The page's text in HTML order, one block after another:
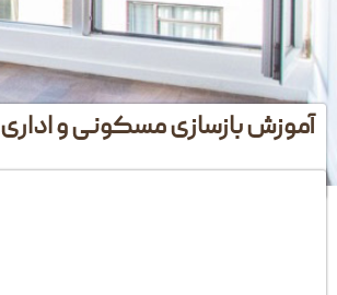
آموزش بازسازی مسکونی و اداری